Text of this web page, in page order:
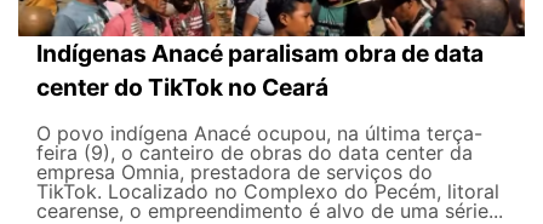
Indígenas Anacé paralisam obra de data
center do TikTok no Ceará
O povo indígena Anacé ocupou, na última terça-
feira (9), o canteiro de obras do data center da
empresa Omnia, prestadora de serviços do
TikTok. Localizado no Complexo do Pecém, litoral
cearense, o empreendimento é alvo de uma série...